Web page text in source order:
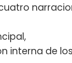
interna de